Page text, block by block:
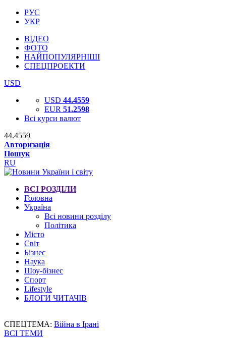
РУС
УКР
ВІДЕО
ФОТО
НАЙПОПУЛЯРНІШІ
СПЕЦПРОЕКТИ
USD
USD 44.4559
EUR 51.2598
Всі курси валют
44.4559
Авторизація
Пошук
RU
ВСІ РОЗДІЛИ
Головна
Україна
Всі новини розділу
Політика
Місто
Світ
Бізнес
Наука
Шоу-бізнес
Спорт
Lifestyle
БЛОГИ ЧИТАЧІВ
СПЕЦТЕМА: Війна в Ірані
ВСІ ТЕМИ